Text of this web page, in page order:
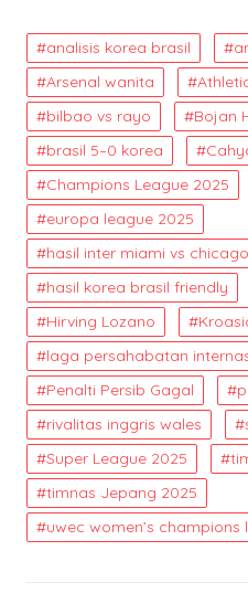
analisis korea brasil
Arsenal wanita
bilbao vs rayo
Bojan
brasil 5–0 korea
Champions League 2025
europa league 2025
hasil inter miami vs
hasil korea brasil friendly
Hirving Lozano
laga persahabatan
Penalti Persib Gagal
rivalitas inggris wales
Super League 2025
timnas Jepang 2025
uwec women’s champions